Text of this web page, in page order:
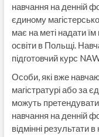
навчання на денній
єдиному
має на меті надати їм
освіти в Польщі.
підготовчий курс
Особи, які вже
магістратурі або за
можуть
навчання на денній
відмінні результати в